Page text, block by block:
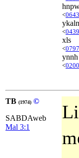
<
<
xls
<
ynnh
<
TB (1974) ©
SABDAweb
Mal 3:1